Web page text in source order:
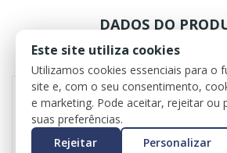
DADOS DO
REVIEWS
Referência 0505
Este site utiliza cookies
Utilizamos cookies essenciais para o
site e, com o seu consentimento,
e marketing. Pode aceitar, rejeitar ou
suas preferências.
Rejeitar
Personalizar